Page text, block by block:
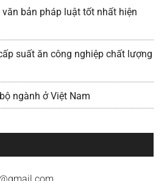
bản pháp luật tốt nhất hiện
suất ăn công nghiệp chất lượng
ngành ở Việt Nam